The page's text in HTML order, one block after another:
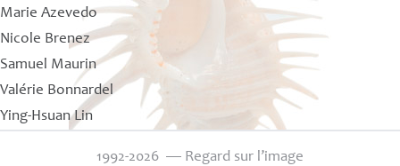
Marie Azevedo
Nicole Brenez
Samuel Maurin
Valérie Bonnardel
Ying-Hsuan Lin
1992-2026 — Regard sur l’image